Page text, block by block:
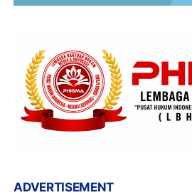
ADVERTISEMENT